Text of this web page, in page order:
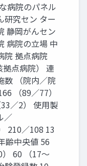
病院のパネル
研究セン ター
静岡がんセン
病院の⽴場 中
院 拠点病院
拠点病院） 連
数 （院内／院
（89／77）
／2） 使⽤製
／
210／108 13
齢中央値 56
） 60 （17〜